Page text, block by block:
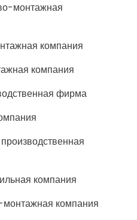
монтажная
компания
компания
фирма
компания
монтажная компания